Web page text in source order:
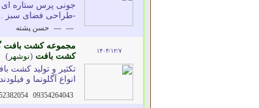
جونی پرس ستاره
-طراحی فضای سبز
---
--- حسن پشته
۱۴۰۴/۱۲/۷
مجموعه کشت بافت
کشت بافت (نوشهر )
تکثیر و تولید کشت
انواع آگلونما و
09354264043